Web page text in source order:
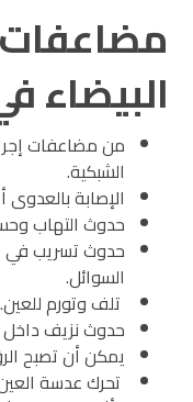
مضاعفات
البيضاء
من مضاعفات
الشبكية.
الإصابة بالعدوى
حدوث التهاب
حدوث تسريب في
السوائل.
تلف وتورم للعين.
حدوث نزيف داخل
يمكن أن تصبح
تحرك عدسة